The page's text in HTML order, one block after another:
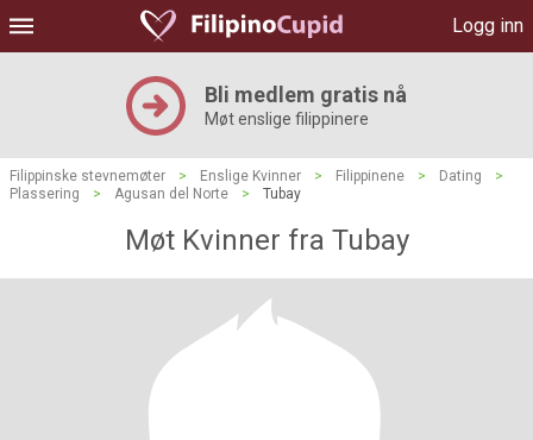
Logg inn
Bli medlem gratis nå
Møt enslige filippinere
Filippinske stevnemøter > Enslige Kvinner > Filippinene > Dating
>
Plassering
> Agusan del Norte > Tubay
Møt Kvinner fra Tubay